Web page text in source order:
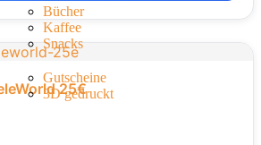
Bücher
Kaffee
Snacks
Gutscheine
3D gedruckt
25€